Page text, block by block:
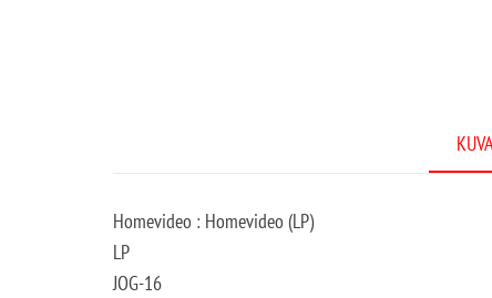
Homevideo : Homevideo (LP)
LP
JOG-16